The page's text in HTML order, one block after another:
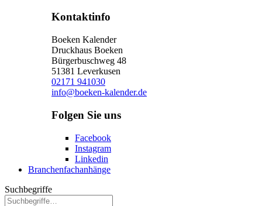
Kontaktinfo
Boeken Kalender
Druckhaus Boeken
Bürgerbuschweg 48
51381 Leverkusen
02171 941030
info@boeken-kalender.de
Folgen Sie uns
Facebook
Instagram
Linkedin
Branchenfachanhänge
Suchbegriffe